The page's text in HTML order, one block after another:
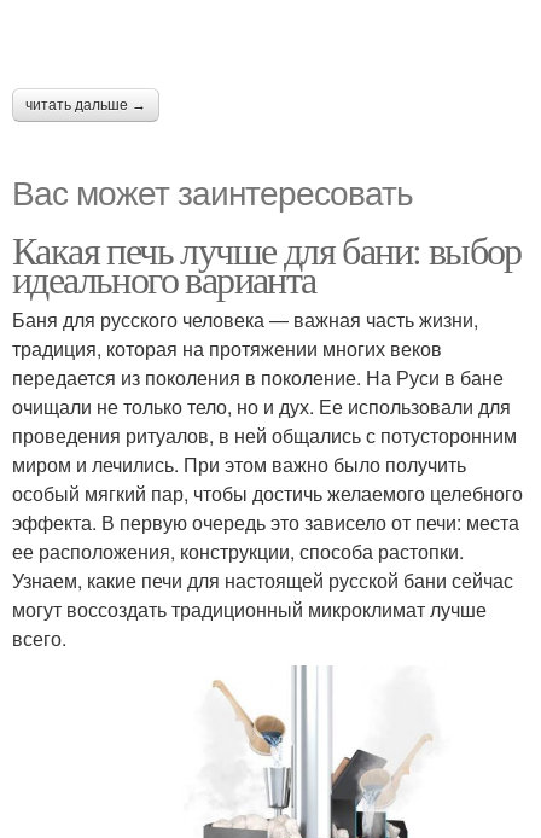
читать дальше →
Вас может заинтересовать
Какая печь лучше для бани: выбор
идеального варианта
Баня для русского человека — важная часть жизни,
традиция, которая на протяжении многих веков
передается из поколения в поколение. На Руси в бане
очищали не только тело, но и дух. Ее использовали для
проведения ритуалов, в ней общались с потусторонним
миром и лечились. При этом важно было получить
особый мягкий пар, чтобы достичь желаемого целебного
эффекта. В первую очередь это зависело от печи: места
ее расположения, конструкции, способа растопки.
Узнаем, какие печи для настоящей русской бани сейчас
могут воссоздать традиционный микроклимат лучше
всего.